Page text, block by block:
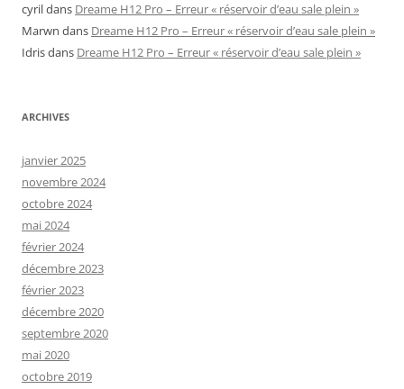
cyrildans Dreame H12 Pro – Erreur « réservoir d’eau sale plein »
Marwn dans Dreame H12 Pro – Erreur « réservoir d’eau sale plein »
Idrisdans Dreame H12 Pro – Erreur « réservoir d’eau sale plein »
ARCHIVES
janvier 2025
novembre 2024
octobre 2024
mai 2024
février 2024
décembre 2023
février 2023
décembre 2020
septembre 2020
mai 2020
octobre 2019